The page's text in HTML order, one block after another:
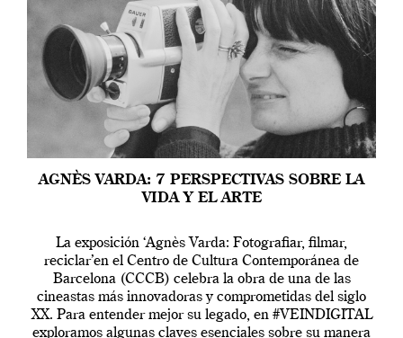
AGNÈS VARDA: 7 PERSPECTIVAS SOBRE LA
VIDA Y EL ARTE
La exposición ‘Agnès Varda: Fotografiar, filmar,
reciclar’en el Centro de Cultura Contemporánea de
Barcelona (CCCB) celebra la obra de una de las
cineastas más innovadoras y comprometidas del siglo
XX. Para entender mejor su legado, en #VEINDIGITAL
exploramos algunas claves esenciales sobre su manera